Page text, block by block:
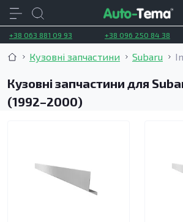
+38 063 881 09 93 +38 096 250 84 38
Кузовні запчастини Subaru
Кузовні запчастини для
(1992–2000)